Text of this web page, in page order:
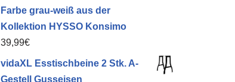
Farbe grau-weiß aus der
Kollektion HYSSO Konsimo
39,99€
vidaXL Esstischbeine 2 Stk. A-
Gestell Gusseisen